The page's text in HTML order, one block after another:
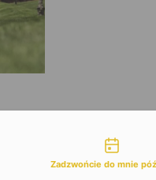
Możliwości kontaktu
Zadzwońcie do mnie